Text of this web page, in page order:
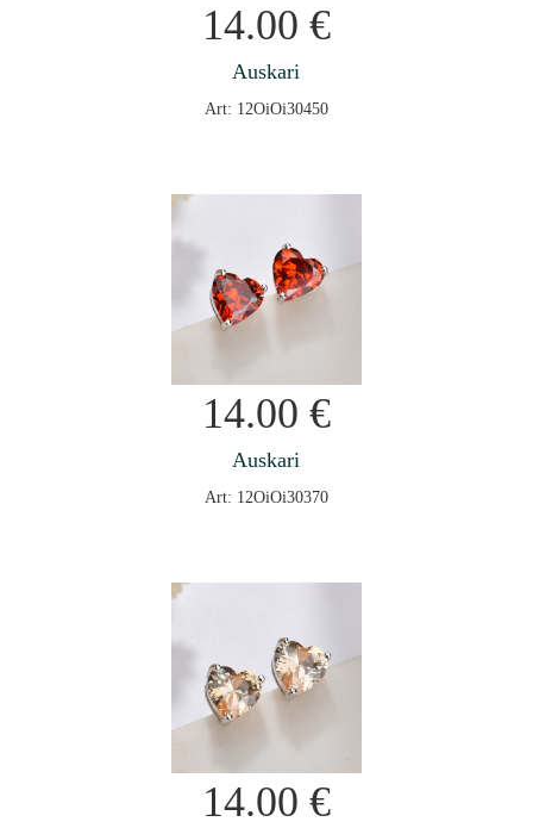
14.00 €
Auskari
Art: 12OiOi30450
14.00 €
Auskari
Art: 12OiOi30370
14.00 €